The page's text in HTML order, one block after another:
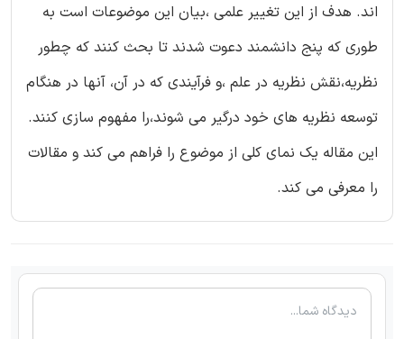
اند. هدف از این تغییر علمی ،بیان این موضوعات است به
طوری که پنج دانشمند دعوت شدند تا بحث کنند که چطور
نظریه،نقش نظریه در علم ،و فرآیندی که در آن، آنها در هنگام
توسعه نظریه های خود درگیر می شوند،را مفهوم سازی کنند.
این مقاله یک نمای کلی از موضوع را فراهم می کند و مقالات
را معرفی می کند.